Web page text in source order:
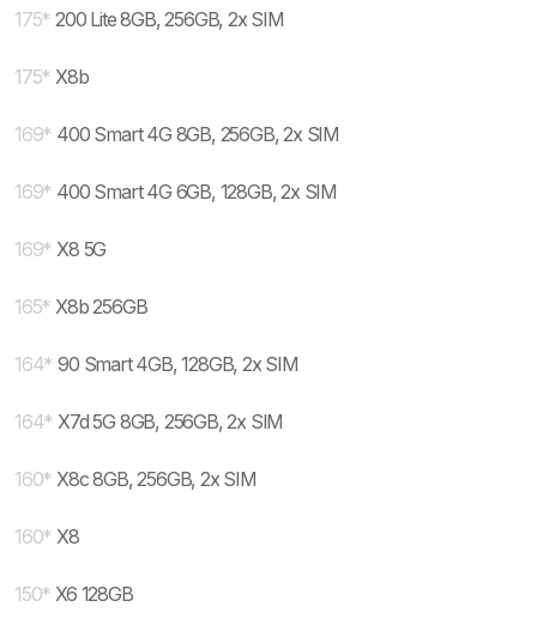
175* 200 Lite 8GB, 256GB, 2x SIM
175* X8b
169* 400 Smart 4G 8GB, 256GB, 2x SIM
169* 400 Smart 4G 6GB, 128GB, 2x SIM
169* X8 5G
165* X8b 256GB
164* 90 Smart 4GB, 128GB, 2x SIM
164* X7d 5G 8GB, 256GB, 2x SIM
160* X8c 8GB, 256GB, 2x SIM
160* X8
150* X6 128GB